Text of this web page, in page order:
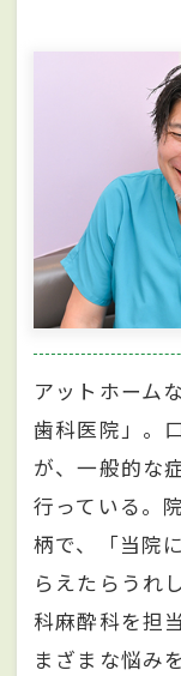
アットホーム
歯科医院」。
が、一般的な
行っている。
柄で、「当院
らえたらうれ
科麻酔科を担
まざまな悩み